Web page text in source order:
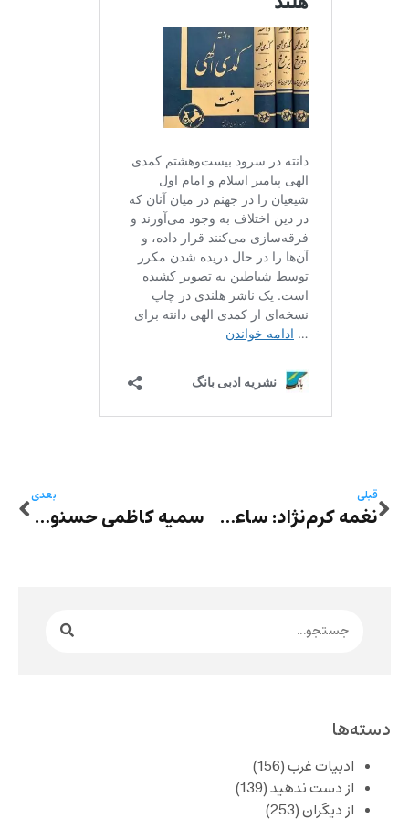
قبلی
نغمه کرم‌نژاد: ساعت سه بعد از ظهر
بعدی
سمیه کاظمی حسنوند: بانک، آدم، گربه
دسته‌ها
ادبیات غرب(156)
از دست ندهید(139)
از دیگران(253)